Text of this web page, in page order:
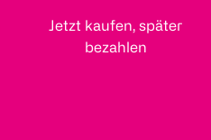
Jetzt kaufen, später
bezahlen